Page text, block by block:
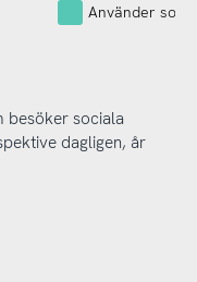
Använder
besöker sociala
dagligen, år